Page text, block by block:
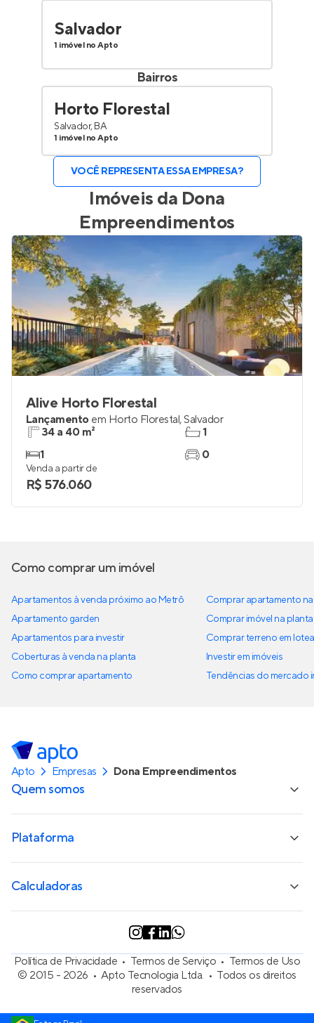
Salvador
1 imóvel no Apto
Bairros
Horto Florestal
Salvador, BA
1 imóvel no Apto
VOCÊ REPRESENTA ESSA EMPRESA?
Imóveis da Dona
Empreendimentos
Alive Horto Florestal
Lançamento em Horto Florestal,Salvador
34 a 40 m²
1
1
0
Venda a partir de
R$ 576.060
Como comprar um imóvel
Apartamentos à venda próximo ao Metrô
Apartamento garden
Apartamentos para investir
Coberturas à venda na planta
Como comprar apartamento
Comprar apartamento
Comprar imóvel na planta
Comprar terreno em
Investir em imóveis
Tendências do mercado
Apto Empresas Dona Empreendimentos
Quem somos
Plataforma
Calculadoras
Política de Privacidade Termos de Serviço
Termos de Uso
© 2015 - 2026
Apto Tecnologia Ltda.
Todos os direitos
reservados